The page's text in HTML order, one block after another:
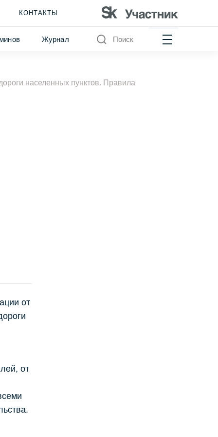
КОНТАКТЫ
Журнал Поиск
населенных пунктов. Правила
от
от